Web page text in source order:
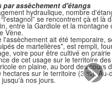
assèchement d'étangs
hydraulique, nombre
se rencontrent çà et
entre la Gardiole et la
Vène.
l'assèchement ait été
de martelières*, est rempli,
voire pour être cultivé en
de cet usage sur le territoire
en plaine, au bord des
sur le territoire (3 %).
nos jours. >